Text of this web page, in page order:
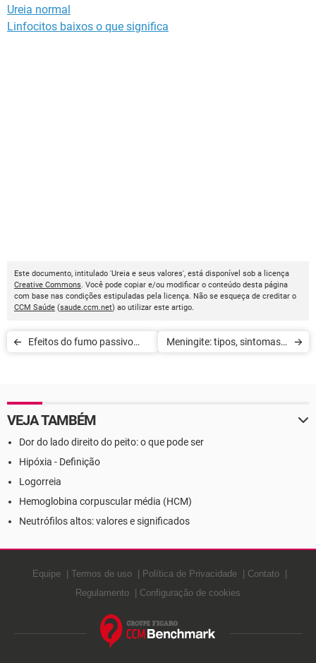
Ureia normal
Linfocitos baixos o que significa
Este documento, intitulado 'Ureia e seus valores', está disponível sob a licença
Creative Commons. Você pode copiar e/ou modificar o conteúdo desta página
com base nas condições estipuladas pela licença. Não se esqueça de creditar o
CCM Saúde (saude.ccm.net) ao utilizar este artigo.
Efeitos do fumo passivo
Meningite: tipos, sintomas e
VEJA TAMBÉM
Dor do lado direito do peito: o que pode ser
Hipóxia - Definição
Logorreia
Hemoglobina corpuscular média (HCM)
Neutrófilos altos: valores e significados
Equipe Termos de uso Política de Privacidade
Contato
Regulamento
Configuração de cookies